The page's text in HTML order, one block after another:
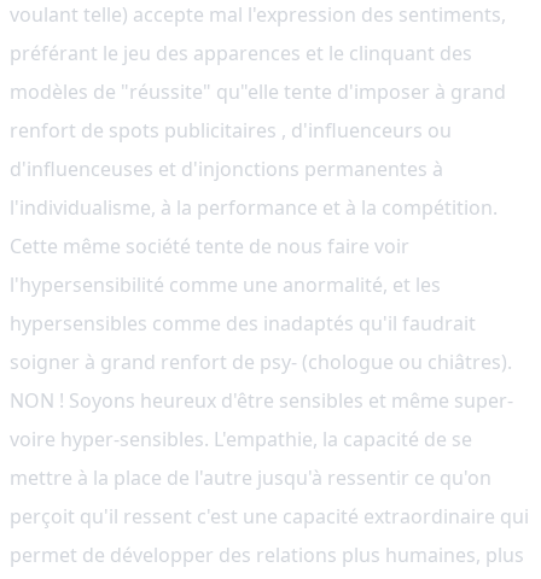
voulant telle) accepte mal l'expression des sentiments,
préférant le jeu des apparences et le clinquant des
modèles de "réussite" qu"elle tente d'imposer à grand
renfort de spots publicitaires , d'influenceurs ou
d'influenceuses et d'injonctions permanentes à
l'individualisme, à la performance et à la compétition.
Cette même société tente de nous faire voir
l'hypersensibilité comme une anormalité, et les
hypersensibles comme des inadaptés qu'il faudrait
soigner à grand renfort de psy- (chologue ou chiâtres).
NON ! Soyons heureux d'être sensibles et même super-
voire hyper-sensibles. L'empathie, la capacité de se
mettre à la place de l'autre jusqu'à ressentir ce qu'on
perçoit qu'il ressent c'est une capacité extraordinaire qui
permet de développer des relations plus humaines, plus